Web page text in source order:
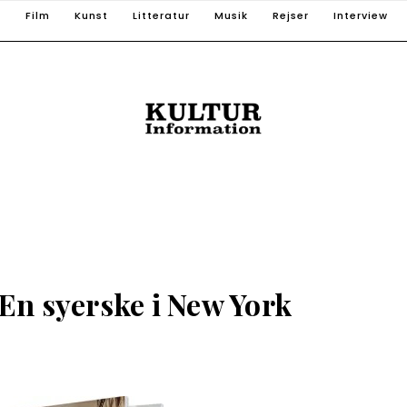
Film Kunst Litteratur Musik Rejser Interview
syerske i New York